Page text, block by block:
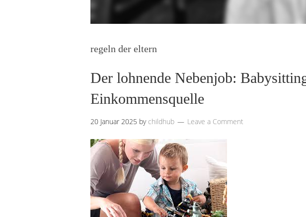
regeln der eltern
Der lohnende Nebenjob:
Einkommensquelle
20 Januar 2025 by childhub Leave a Comment